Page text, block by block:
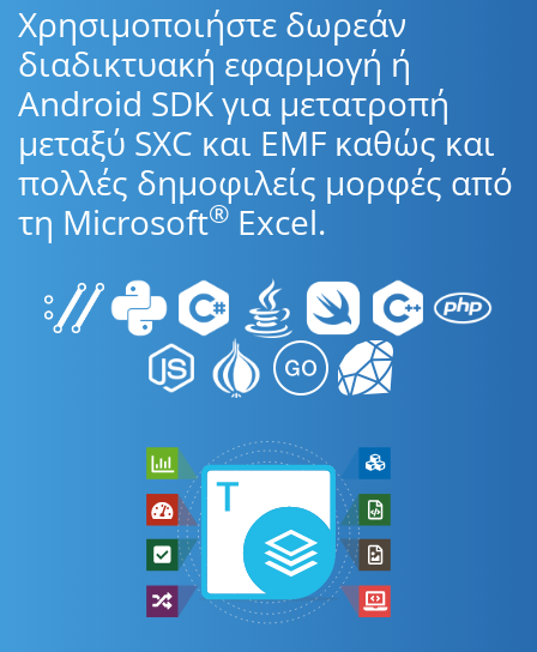
Χρησιμοποιήστε δωρεάν
διαδικτυακή εφαρμογή ή
Android SDK για μετατροπή
μεταξύ SXC και EMF καθώς και
πολλές δημοφιλείς μορφές από
τη Microsoft® Excel.